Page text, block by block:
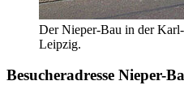
Der Nieper-Bau in der
Leipzig.
Besucheradresse Nieper-